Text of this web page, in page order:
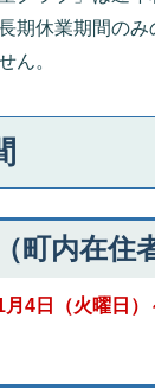
期休業期間のみ
ん。
町内在住
月4日（火曜日